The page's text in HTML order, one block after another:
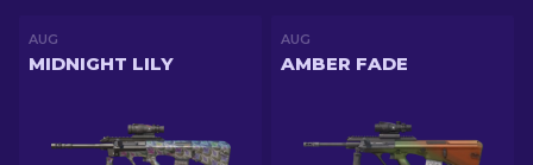
AUG
MIDNIGHT LILY
AUG
AMBER FADE